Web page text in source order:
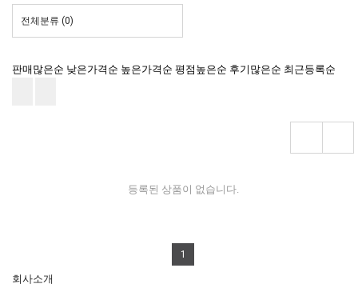
전체분류 (0)
판매많은순 낮은가격순 높은가격순 평점높은순 후기많은순 최근등록순
등록된 상품이 없습니다.
1
회사소개